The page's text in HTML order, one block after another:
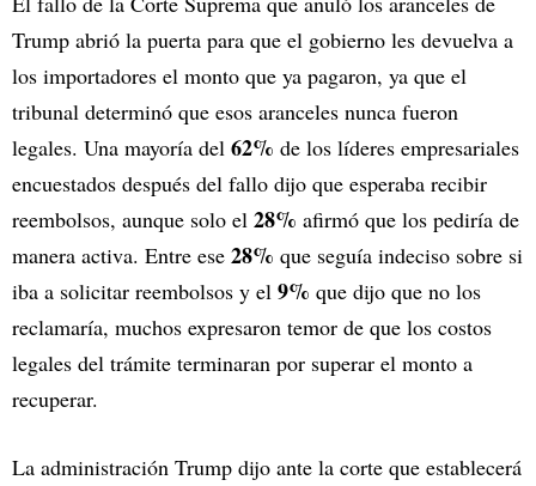
Trump abrió la puerta para que el gobierno les devuelva a
los importadores el monto que ya pagaron, ya que el
tribunal determinó que esos aranceles nunca fueron
legales. Una mayoría del 62% de los líderes empresariales
encuestados después del fallo dijo que esperaba recibir
reembolsos, aunque solo el 28% afirmó que los pediría de
manera activa. Entre ese 28% que seguía indeciso sobre si
iba a solicitar reembolsos y el 9% que dijo que no los
reclamaría, muchos expresaron temor de que los costos
legales del trámite terminaran por superar el monto a
recuperar.
La administración Trump dijo ante la corte que establecerá